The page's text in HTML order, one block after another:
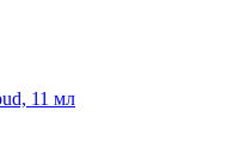
11 мл